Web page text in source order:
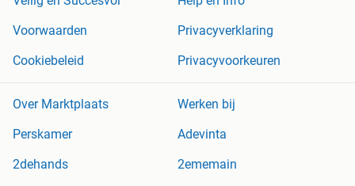
Voorwaarden
Privacyverklaring
Cookiebeleid
Privacyvoorkeuren
Over Marktplaats
Werken bij
Perskamer
Adevinta
2dehands
2ememain